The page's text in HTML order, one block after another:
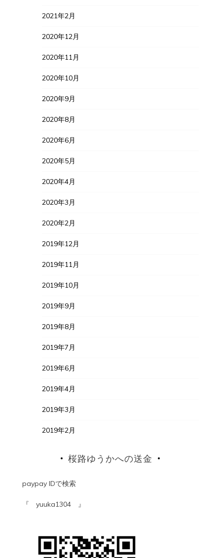
2021年2月
2020年12月
2020年11月
2020年10月
2020年9月
2020年8月
2020年6月
2020年5月
2020年4月
2020年3月
2020年2月
2019年12月
2019年11月
2019年10月
2019年9月
2019年8月
2019年7月
2019年6月
2019年4月
2019年3月
2019年2月
桜路ゆうかへの送金
paypay IDで検索
『 yuuka1304 』